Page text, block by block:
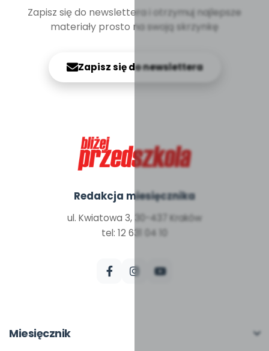
Zapisz się do newslettera i otrzymuj najlepsze
materiały prosto na swoją skrzynkę
Zapisz się do newslettera
Redakcja miesięcznika
ul. Kwiatowa 3, 30-437 Kraków
tel: 12 631 04 10
Miesięcznik